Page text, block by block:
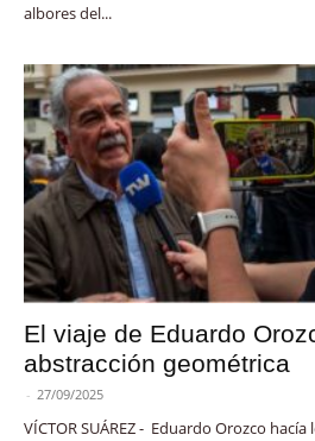
albores del...
El viaje de Eduardo
abstracción geométrica
- 27/09/2025
VÍCTOR SUÁREZ - Eduardo Orozco